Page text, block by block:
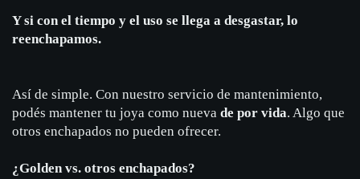
Y si con el tiempo y el uso se llega a desgastar, lo
reenchapamos.
Así de simple. Con nuestro servicio de mantenimiento,
podés mantener tu joya como nueva de por vida. Algo que
otros enchapados no pueden ofrecer.
¿Golden vs. otros enchapados?